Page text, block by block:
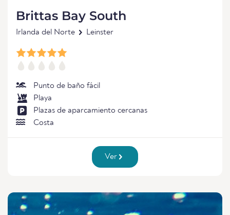
Brittas Bay South
Irlanda del Norte Leinster
Punto de baño fácil
Playa
Plazas de aparcamiento cercanas
Costa
Ver